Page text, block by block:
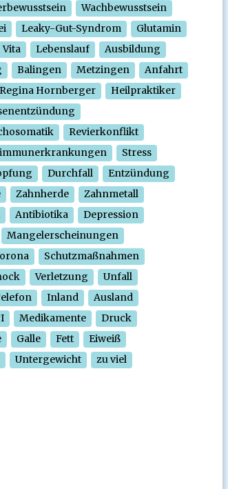
Wachbewusstsein
Leaky-Gut-Syndrom
Glutamin
Vita Lebenslauf
Ausbildung
Balingen Metzingen
Anfahrt
Regina Hornberger
Heilpraktiker
Revierkonflikt
Stress
Durchfall
Entzündung
Zahnherde
Zahnmetall
Antibiotika
Depression
Mangelerscheinungen
Schutzmaßnahmen
Verletzung
Unfall
Inland
Ausland
Medikamente
Druck
Galle Fett
Eiweiß
Untergewicht zu viel